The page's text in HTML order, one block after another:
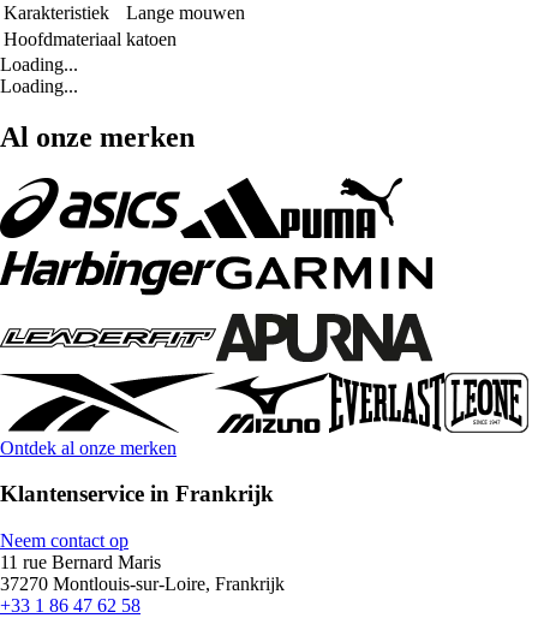
Karakteristiek
Lange mouwen
Hoofdmateriaal katoen
Loading...
Loading...
Al onze merken
Ontdek al onze merken
Klantenservice in Frankrijk
Neem contact op
11 rue Bernard Maris
37270 Montlouis-sur-Loire, Frankrijk
+33 1 86 47 62 58